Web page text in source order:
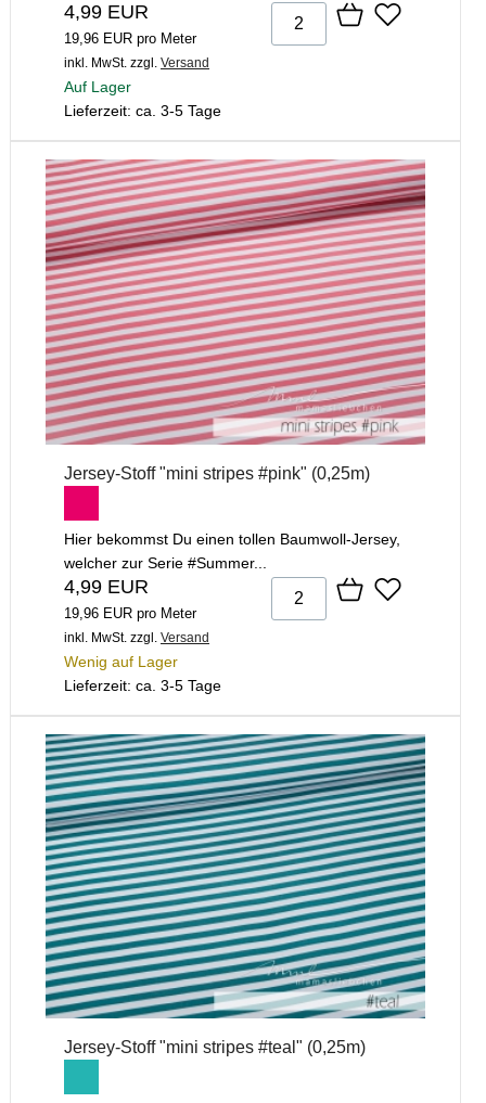
4,99 EUR
19,96 EUR pro Meter
inkl. MwSt. zzgl. Versand
Auf Lager
Lieferzeit: ca. 3-5 Tage
Jersey-Stoff "mini stripes #pink" (0,25m)
Hier bekommst Du einen tollen Baumwoll-Jersey,
welcher zur Serie #Summer...
4,99 EUR
19,96 EUR pro Meter
inkl. MwSt. zzgl. Versand
Wenig auf Lager
Lieferzeit: ca. 3-5 Tage
Jersey-Stoff "mini stripes #teal" (0,25m)